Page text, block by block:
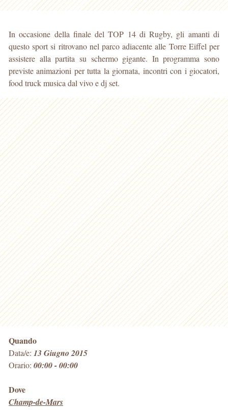
In occasione della finale del TOP 14 di Rugby, gli amanti di
questo sport si ritrovano nel parco adiacente alle Torre Eiffel per
assistere alla partita su schermo gigante. In programma sono
previste animazioni per tutta la giornata, incontri con i giocatori,
food truck musica dal vivo e dj set.
Quando
Data/e: 13 Giugno 2015
Orario: 00:00 - 00:00
Dove
Champ-de-Mars